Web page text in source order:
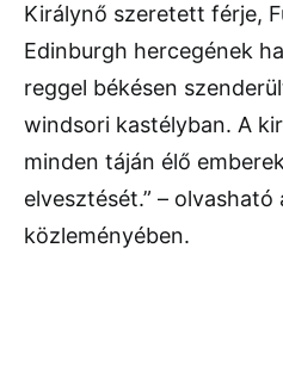
Királynő szeretett férje,
Edinburgh hercegének
reggel békésen
windsori kastélyban. A
minden táján élő
elvesztését.” –
közleményében.